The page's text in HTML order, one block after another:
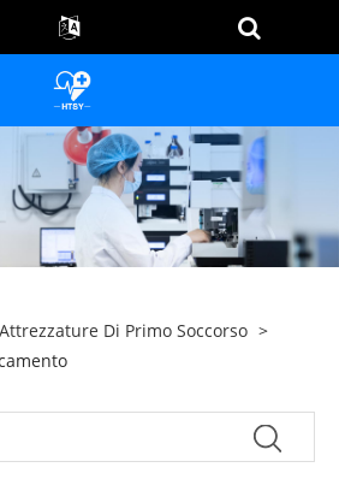
Attrezzature Di Primo Soccorso >